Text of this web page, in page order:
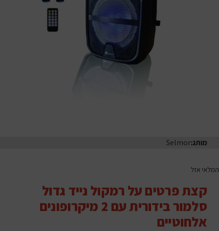
מותג:Selmor
המלאי אזל
קצת פרטים על רמקול נייד גדול
סלמור בידורית עם 2 מיקרופונים
אלחוטיים